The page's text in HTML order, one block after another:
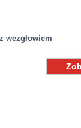
wezgłowiem